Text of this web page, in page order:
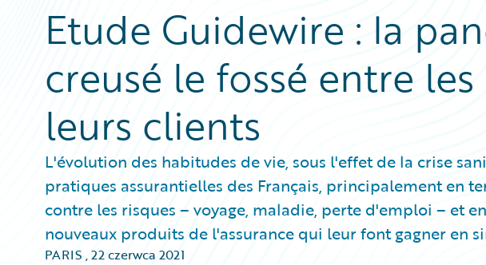
Etude Guidewire : la
creusé le fossé entre
leurs clients
L'évolution des habitudes de vie, sous l'effet de la crise
pratiques assurantielles des Français, principalement en
contre les risques – voyage, maladie, perte d'emploi – et
nouveaux produits de l'assurance qui leur font gagner en
PARIS ,22 czerwca 2021